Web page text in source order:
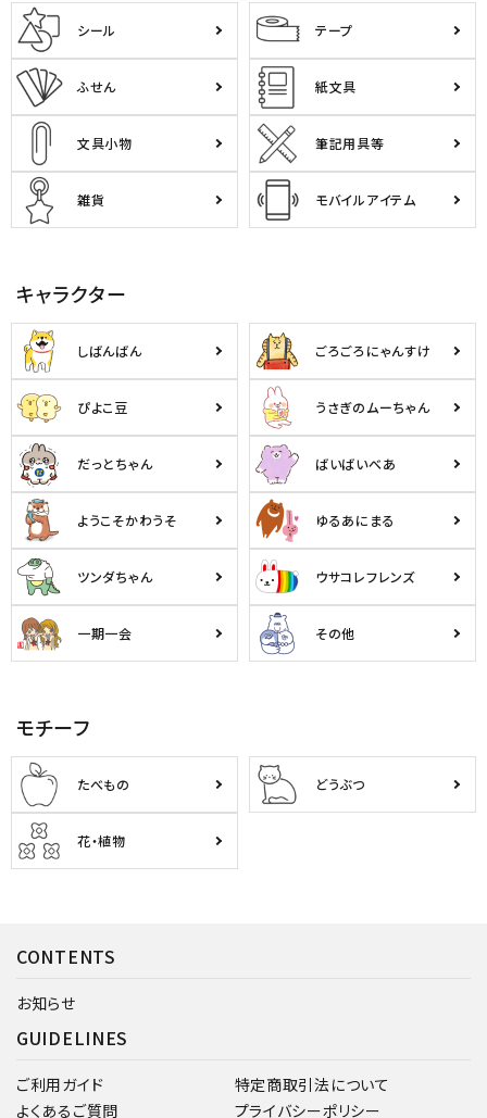
シール テープ
ふせん 紙文具
文具小物 筆記用具等
雑貨 モバイルアイテム
キャラクター
しばんばん ごろごろにゃんすけ
ぴよこ豆 うさぎのムーちゃん
だっとちゃん ばいばいべあ
ようこそかわうそ ゆるあにまる
ツンダちゃん ウサコレフレンズ
一期一会 その他
モチーフ
たべもの どうぶつ
花・植物
CONTENTS
お知らせ
GUIDELINES
ご利用ガイド
よくあるご質問
特定商取引法について
プライバシーポリシー